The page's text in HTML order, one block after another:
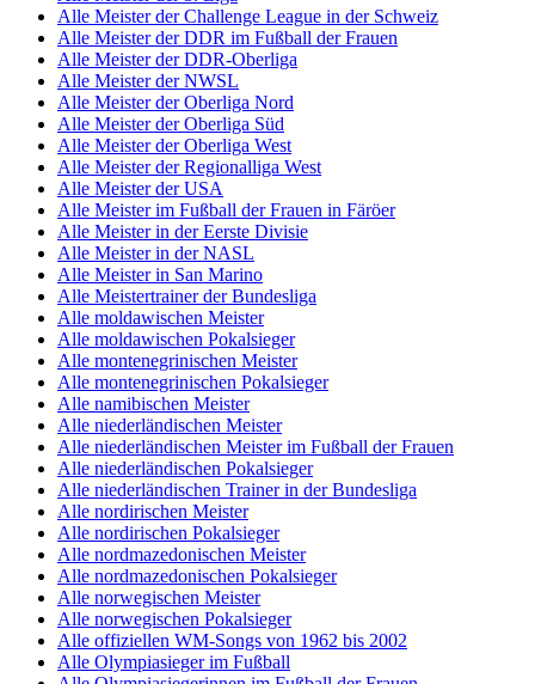
Alle Meister der Challenge League in der Schweiz
Alle Meister der DDR im Fußball der Frauen
Alle Meister der DDR-Oberliga
Alle Meister der NWSL
Alle Meister der Oberliga Nord
Alle Meister der Oberliga Süd
Alle Meister der Oberliga West
Alle Meister der Regionalliga West
Alle Meister der USA
Alle Meister im Fußball der Frauen in Färöer
Alle Meister in der Eerste Divisie
Alle Meister in der NASL
Alle Meister in San Marino
Alle Meistertrainer der Bundesliga
Alle moldawischen Meister
Alle moldawischen Pokalsieger
Alle montenegrinischen Meister
Alle montenegrinischen Pokalsieger
Alle namibischen Meister
Alle niederländischen Meister
Alle niederländischen Meister im Fußball der Frauen
Alle niederländischen Pokalsieger
Alle niederländischen Trainer in der Bundesliga
Alle nordirischen Meister
Alle nordirischen Pokalsieger
Alle nordmazedonischen Meister
Alle nordmazedonischen Pokalsieger
Alle norwegischen Meister
Alle norwegischen Pokalsieger
Alle offiziellen WM-Songs von 1962 bis 2002
Alle Olympiasieger im Fußball